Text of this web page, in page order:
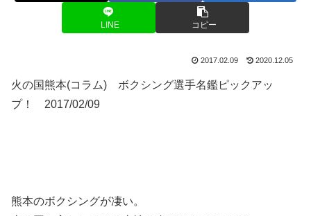
LINE コピー
2017.02.09 2020.12.05
火の国熊本(コラム) ボクシング選手名鑑ピックアッ
プ！ 2017/02/09
熊本のボクシングが凄い。